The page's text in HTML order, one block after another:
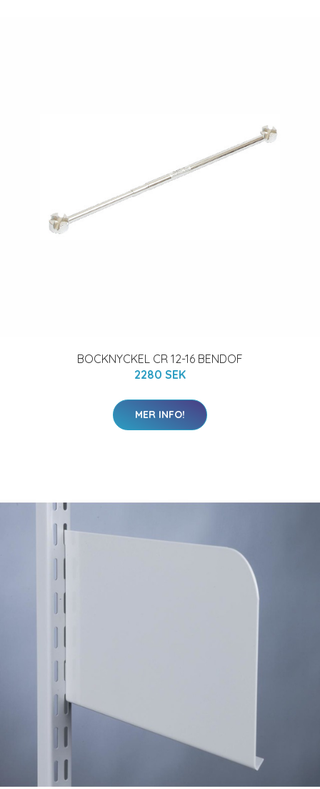
BOCKNYCKEL CR 12-16 BENDOF
2280 SEK
MER INFO!